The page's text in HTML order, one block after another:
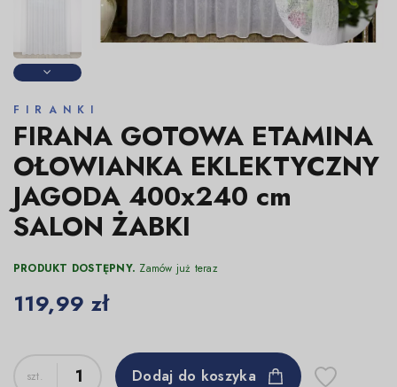
FIRANKI
FIRANA GOTOWA ETAMINA
OŁOWIANKA EKLEKTYCZNY
JAGODA 400x240 cm
SALON ŻABKI
PRODUKT DOSTĘPNY. Zamów już teraz
119,99 zł
Dodaj do koszyka